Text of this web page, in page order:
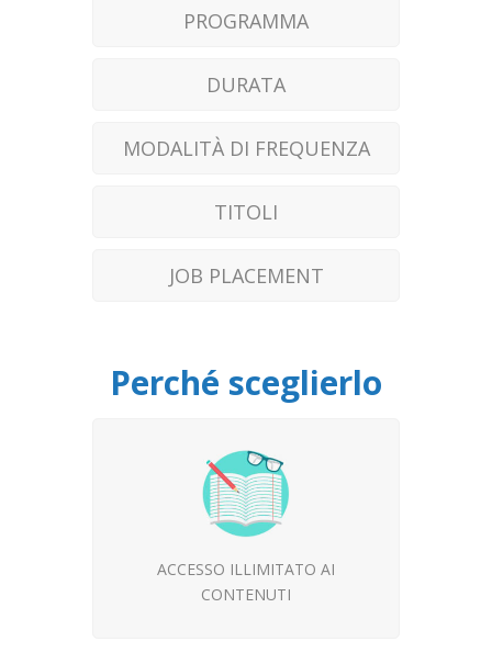
PROGRAMMA
DURATA
MODALITÀ DI FREQUENZA
TITOLI
JOB PLACEMENT
Perché sceglierlo
ACCESSO ILLIMITATO AI
CONTENUTI